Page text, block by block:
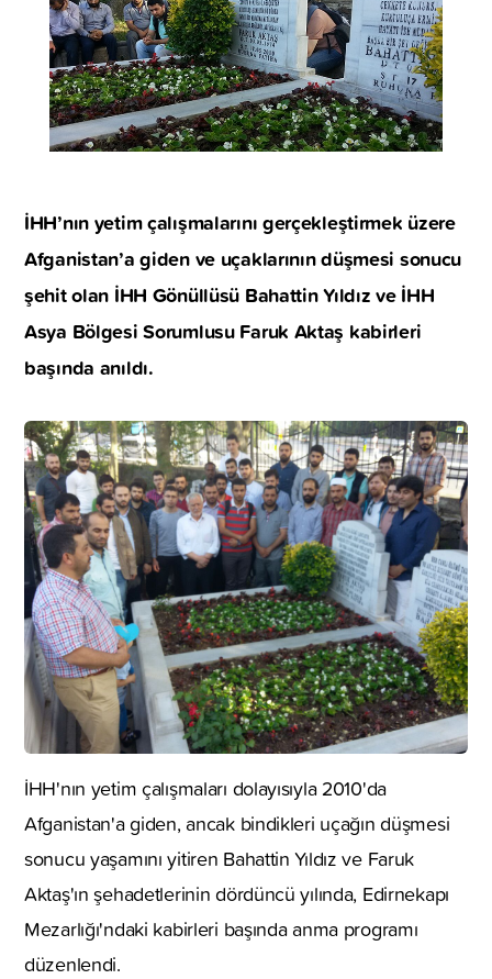
İHH’nın yetim çalışmalarını gerçekleştirmek üzere
Afganistan’a giden ve uçaklarının düşmesi sonucu
şehit olan İHH Gönüllüsü Bahattin Yıldız ve İHH
Asya Bölgesi Sorumlusu Faruk Aktaş kabirleri
başında anıldı.
İHH'nın yetim çalışmaları dolayısıyla 2010'da
Afganistan'a giden, ancak bindikleri uçağın düşmesi
sonucu yaşamını yitiren Bahattin Yıldız ve Faruk
Aktaş'ın şehadetlerinin dördüncü yılında, Edirnekapı
Mezarlığı'ndaki kabirleri başında anma programı
düzenlendi.